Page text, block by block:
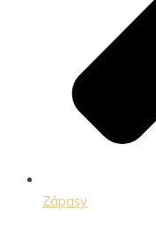
Zápasy